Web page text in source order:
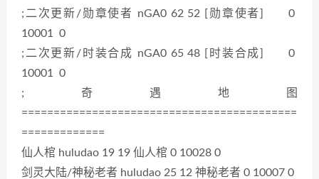
;二次更新/勋章使者 nGA0 62 52 [勋章使者] 0
10001 0
;二次更新/时装合成 nGA0 65 48 [时装合成] 0
10001 0
;奇遇地图
===========================================
=============
仙人棺 huludao 19 19 仙人棺 0 10028 0
剑灵大陆/神秘老者 huludao 25 12 神秘老者 0 10007 0